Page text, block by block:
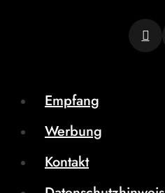
Empfang
Werbung
Kontakt